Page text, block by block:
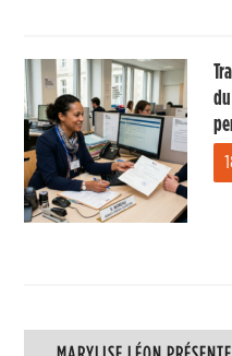
Navigation